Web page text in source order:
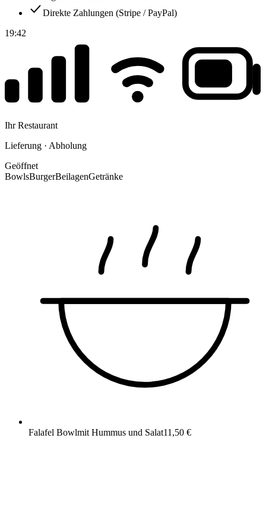
Direkte Zahlungen (Stripe / PayPal)
19:42
Ihr Restaurant
Lieferung · Abholung
Geöffnet
BowlsBurgerBeilagenGetränke
Falafel Bowlmit Hummus und Salat11,50 €